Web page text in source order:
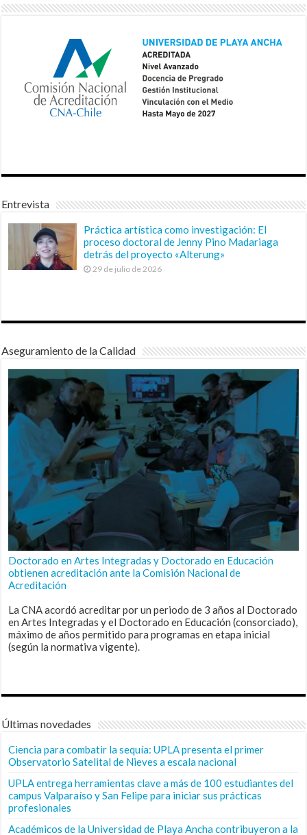
Entrevista
Práctica artística como investigación: El
proceso doctoral de Jenny Pino Madariaga
detrás del proyecto «Alterung»
29 de julio de 2026
Aseguramiento de la Calidad
Doctorado en Artes Integradas y Doctorado en Educación
obtienen acreditación ante la Comisión Nacional de
Acreditación
La CNA acordó acreditar por un periodo de 3 años al Doctorado
en Artes Integradas y el Doctorado en Educación (consorciado),
máximo de años permitido para programas en etapa inicial
(según la normativa vigente).
Últimas novedades
Ciencia para combatir la sequía: UPLA presenta el primer
Observatorio Satelital de Nieves a escala nacional
UPLA entrega herramientas clave a más de 100 estudiantes del
campus Valparaíso y San Felipe para iniciar sus prácticas
profesionales
Académicos de la Universidad de Playa Ancha contribuyeron a la